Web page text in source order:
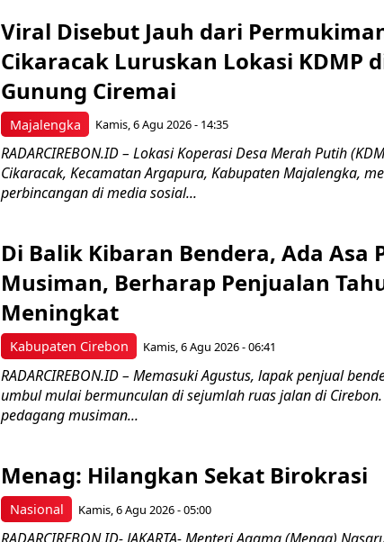
Majalengka
Viral Disebut Jauh dari
Cikaracak Luruskan Lokasi KDMP
Gunung Ciremai
Kamis, 6 Agu 2026 - 14:35
RADARCIREBON.ID – Lokasi Koperasi Desa Merah Putih
Cikaracak, Kecamatan Argapura, Kabupaten Majalengka,
perbincangan di media sosial...
Kabupaten Cirebon
Di Balik Kibaran Bendera, Ada Asa
Musiman, Berharap Penjualan
Meningkat
Kamis, 6 Agu 2026 - 06:41
RADARCIREBON.ID – Memasuki Agustus, lapak penjual
umbul mulai bermunculan di sejumlah ruas jalan di
pedagang musiman...
Nasional
Menag: Hilangkan Sekat Birokrasi
Kamis, 6 Agu 2026 - 05:00
RADARCIREBON.ID- JAKARTA- Menteri Agama (Menag)